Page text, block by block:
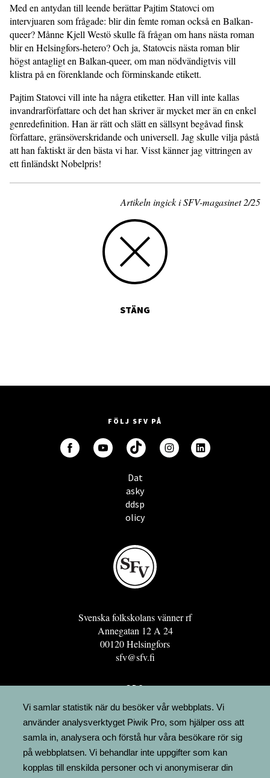
Med en antydan till leende berättar Pajtim Statovci om
intervjuaren som frågade: blir din femte roman också en Balkan-
queer? Månne Kjell Westö skulle få frågan om hans nästa roman
blir en Helsingfors-hetero? Och ja, Statovcis nästa roman blir
högst antagligt en Balkan-queer, om man nödvändigtvis vill
klistra på en förenklande och förminskande etikett.
Pajtim Statovci vill inte ha några etiketter. Han vill inte kallas
invandrarförfattare och det han skriver är mycket mer än en enkel
genredefinition. Han är rätt och slätt en sällsynt begåvad finsk
författare, gränsöverskridande och universell. Jag skulle vilja påstå
att han faktiskt är den bästa vi har. Visst känner jag vittringen av
ett finländskt Nobelpris!
Artikeln ingick i SFV-magasinet 2/25
STÄNG
FÖLJ SFV PÅ
Dat
asky
ddsp
olicy
Svenska folkskolans vänner rf
Annegatan 12 A 24
00120 Helsingfors
sfv@sfv.fi
GRO
FÖRENINGSRESURSEN
MINNESRUNOR.FI
UPPSLAGSVERKET FINLAND
LÄGENHETER
FAKTURERING
Vi samlar statistik när du besöker vår webbplats. Vi
använder analysverktyget Piwik Pro, som hjälper oss att
samla in, analysera och förstå hur våra besökare rör sig
på webbplatsen. Vi behandlar inte uppgifter som kan
kopplas till enskilda personer och vi anonymiserar din